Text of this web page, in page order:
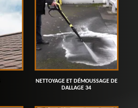
NETTOYAGE ET DÉMOUSSAGE DE
DALLAGE 34